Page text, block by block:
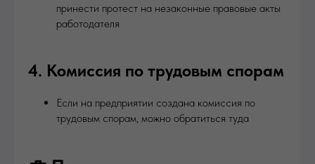
принести протест на незаконные правовые акты
работодателя
4. Комиссия по трудовым спорам
Если на предприятии создана комиссия по
трудовым спорам, можно обратиться туда